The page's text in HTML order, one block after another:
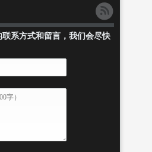
系方式和留言，我们会尽快